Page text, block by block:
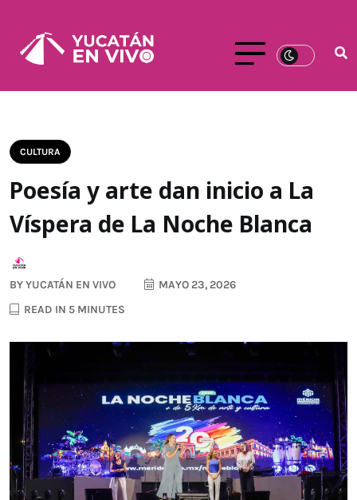
CULTURA
Poesía y arte dan inicio a La
Víspera de La Noche Blanca
BYYUCATÁN EN VIVO
MAYO 23, 2026
READ IN 5 MINUTES